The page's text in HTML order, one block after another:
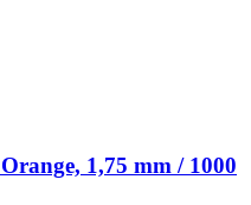
1,75 mm / 1000